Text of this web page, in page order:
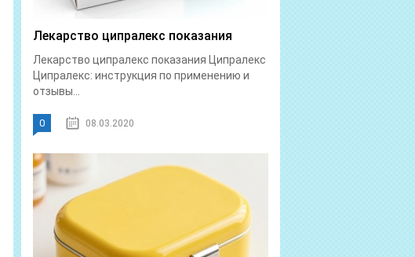
Лекарство ципралекс показания
Лекарство ципралекс показания Ципралекс
Ципралекс: инструкция по применению и
отзывы...
0 08.03.2020